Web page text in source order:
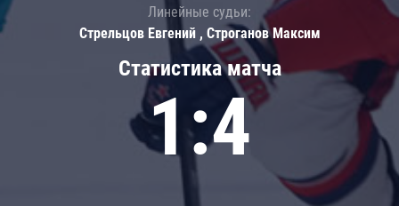
Статистика матча
1:4
Линейные судьи:
Стрельцов Евгений , Строганов Максим